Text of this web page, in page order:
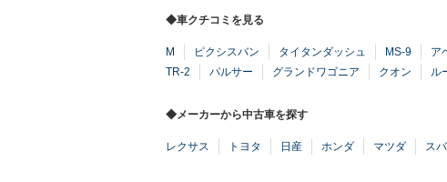
◆車クチコミを見る
M ピクシスバン タイタンダッシュ MS-9 ア
TR-2
パルサー グランドワゴニア クオン ル
◆メーカーから中古車を探す
レクサス トヨタ 日産 ホンダ マツダ ス